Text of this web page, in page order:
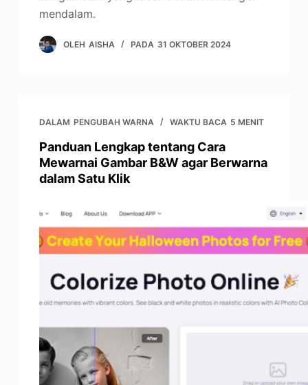
mendalam.
OLEH AISHA PADA 31 OKTOBER 2024
DALAM PENGUBAH WARNA WAKTU BACA 5 MENIT
Panduan Lengkap tentang Cara
Mewarnai Gambar B&W agar Berwarna
dalam Satu Klik